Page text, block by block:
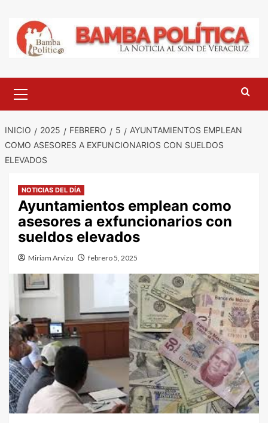
contenido
principal
INICIO 2025 FEBRERO 5
AYUNTAMIENTOS EMPLEAN
COMO ASESORES A EXFUNCIONARIOS CON SUELDOS
ELEVADOS
NOTICIAS DEL DÍA
Ayuntamientos emplean como
asesores a exfuncionarios con
sueldos elevados
Miriam Arvizu febrero 5, 2025